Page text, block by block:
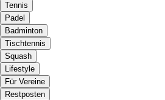
Tennis
Padel
Badminton
Tischtennis
Squash
Lifestyle
Für Vereine
Restposten